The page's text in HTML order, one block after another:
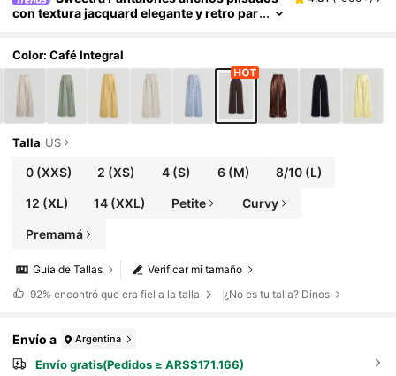
con textura jacquard elegante y retro par
Color: Café Integral
Talla US
0(XXS) 2 (XS) 4 (S) 6 (M) 8/10 (L)
12 (XL) 14 (XXL) Petite Curvy
Premamá
Verificar mi tamaño
Guía de Tallas
92% encontró que era fiel a la talla ¿No es tu talla? Dinos
Envío a Argentina
Envío gratis(Pedidos ≥ ARS$171.166)